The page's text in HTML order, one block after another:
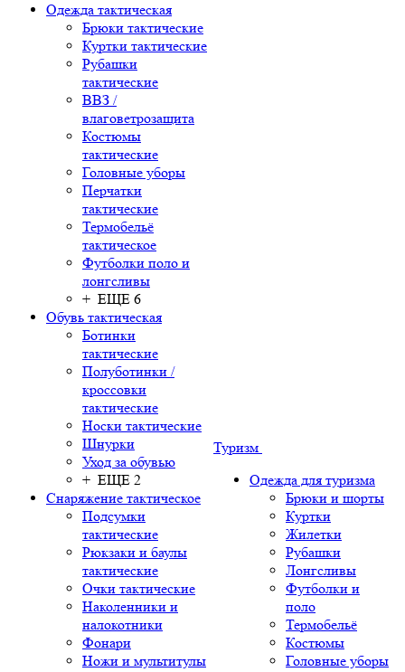
Одежда тактическая
Брюки тактические
Куртки тактические
Рубашки
тактические
ВВЗ /
влаговетрозащита
Костюмы
тактические
Головные уборы
Перчатки
тактические
Термобельё
тактическое
Футболки поло и
лонгсливы
+ ЕЩЕ 6
Обувь тактическая
Ботинки
тактические
Полуботинки /
кроссовки
тактические
Носки тактические
Шнурки
Уход за обувью
+ ЕЩЕ 2
Снаряжение тактическое
Подсумки
тактические
Рюкзаки и баулы
тактические
Очки тактические
Наколенники и
налокотники
Фонари
Ножи и мультитулы
Туризм
Одежда для туризма
Брюки и шорты
Куртки
Жилетки
Рубашки
Лонгсливы
Футболки и
поло
Термобельё
Костюмы
Головные уборы